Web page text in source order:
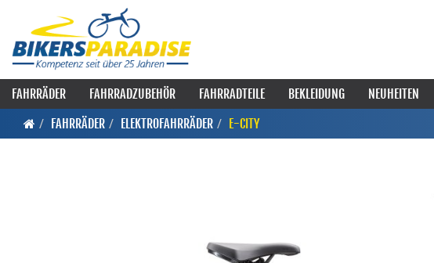
FAHRRÄDER FAHRRADZUBEHÖR FAHRRADTEILE BEKLEIDUNG NEUHEITEN
FAHRRÄDER
ELEKTROFAHRRÄDER E-CITY